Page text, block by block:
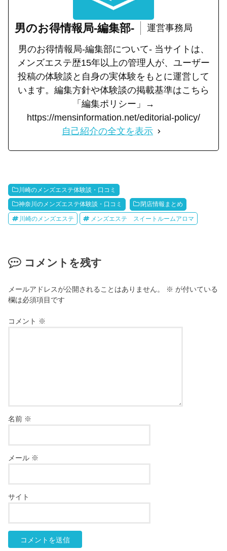
男のお得情報局-編集部- 運営事務局
男のお得情報局-編集部について- 当サイトは、
メンズエステ歴15年以上の管理人が、ユーザー
投稿の体験談と自身の実体験をもとに運営して
います。編集方針や体験談の掲載基準はこちら
「編集ポリシー」→
https://mensinformation.net/editorial-policy/
自己紹介の全文を表示
川崎のメンズエステ体験談・口コミ
神奈川のメンズエステ体験談・口コミ 閉店情報まとめ
川崎のメンズエステ メンズエステ スイートルームアロマ
コメントを残す
メールアドレスが公開されることはありません。 ※ が付いている
欄は必須項目です
コメント ※
名前 ※
メール ※
サイト